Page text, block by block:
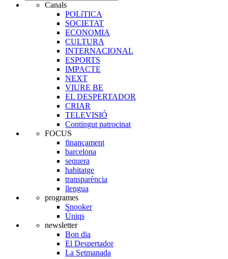
Canals
POLíTICA
SOCIETAT
ECONOMIA
CULTURA
INTERNACIONAL
ESPORTS
IMPACTE
NEXT
VIURE BE
EL DESPERTADOR
CRIAR
TELEVISIÓ
Contingut patrocinat
FOCUS
finançament
barcelona
sequera
habitatge
transparència
llengua
programes
Snooker
Úniqs
newsletter
Bon dia
El Despertador
La Setmanada